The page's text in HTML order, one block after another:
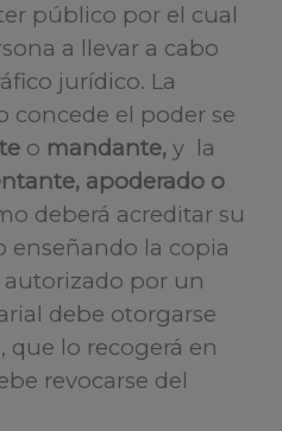
público por el cual
a llevar a cabo
jurídico. La
concede el poder se
o mandante,y la
apoderado o
deberá acreditar su
enseñando la copia
por un
debe otorgarse
que lo recogerá en
revocarse del